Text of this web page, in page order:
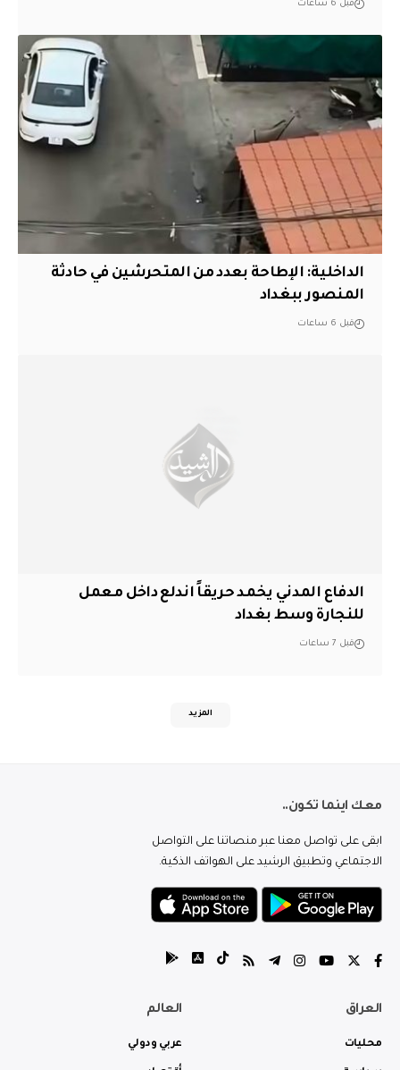
قبل 6 ساعات
الداخلية: الإطاحة بعدد من المتحرشين في حادثة
المنصور ببغداد
قبل 6 ساعات
الدفاع المدني يخمد حريقاً اندلع داخل معمل
للنجارة وسط بغداد
قبل 7 ساعات
المزيد
معك اينما تكون..
ابقى على تواصل معنا عبر منصاتنا على التواصل
الاجتماعي وتطبيق الرشيد على الهواتف الذكية.
العراق
محليات
العالم
عربي ودولي